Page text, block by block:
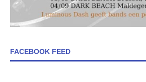
FACEBOOK FEED